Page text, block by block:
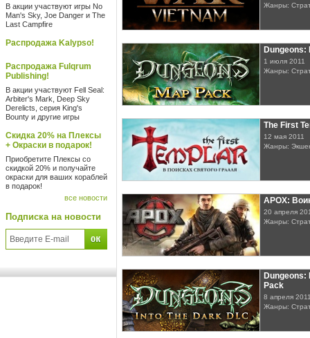
В акции участвуют игры No
Man's Sky, Joe Danger и The
Last Campfire
Распродажа Kalypso!
Распродажа Fulqrum
Publishing!
В акции участвуют Fell Seal:
Arbiter's Mark, Deep Sky
Derelicts, серия King's
Bounty и другие игры
Скидка 20% на Плексы
+ Окраски в подарок!
Приобретите Плексы со
скидкой 20% и получайте
окраски для ваших кораблей
в подарок!
все новости
Подписка на новости
Жанры:
Dungeons:
1 июля 2011
Жанры:
The First
12 мая 2011
Жанры:
APOX:
20 апреля
Жанры:
Dungeons:
Pack
8 апреля
Жанры: